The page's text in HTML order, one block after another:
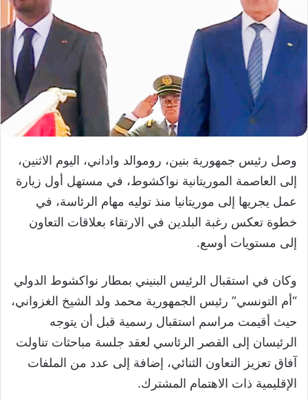
وصل رئيس جمهورية بنين، روموالد واداني، اليوم الاثنين،
إلى العاصمة الموريتانية نواكشوط، في مستهل أول زيارة
عمل يجريها إلى موريتانيا منذ توليه مهام الرئاسة، في
خطوة تعكس رغبة البلدين في الارتقاء بعلاقات التعاون
إلى مستويات أوسع.
وكان في استقبال الرئيس البنيني بمطار نواكشوط الدولي
“أم التونسي” رئيس الجمهورية محمد ولد الشيخ الغزواني،
حيث أقيمت مراسم استقبال رسمية قبل أن يتوجه
الرئيسان إلى القصر الرئاسي لعقد جلسة مباحثات تناولت
آفاق تعزيز التعاون الثنائي، إضافة إلى عدد من الملفات
الإقليمية ذات الاهتمام المشترك.